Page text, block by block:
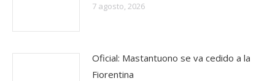
7 agosto, 2026
Oficial: Mastantuono se va cedido a la
Fiorentina